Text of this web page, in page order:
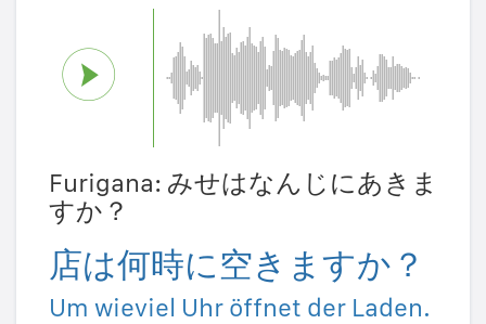
Furigana: みせはなんじにあきま
すか？
店は何時に空きますか？
Um wieviel Uhr öffnet der Laden.